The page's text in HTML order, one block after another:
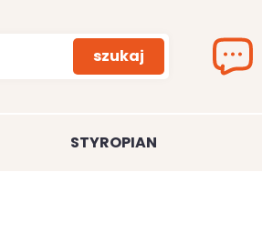
szukaj
STYROPIAN